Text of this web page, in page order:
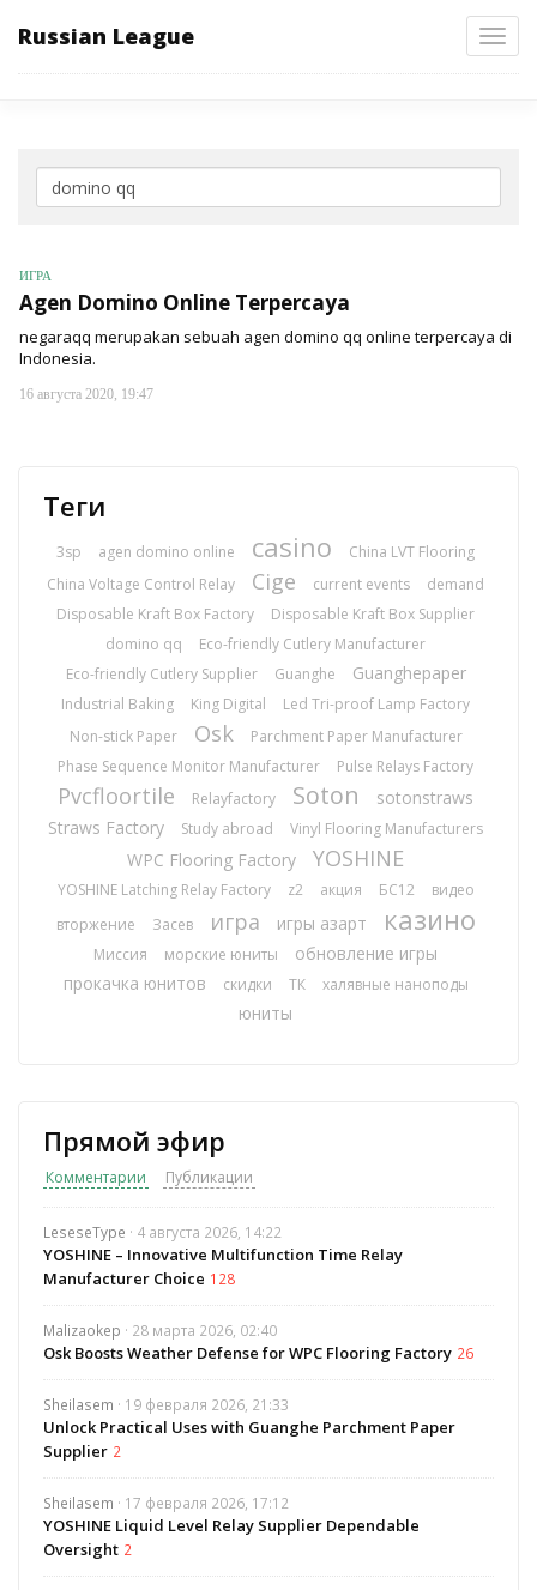
Russian League
ИГРА
Agen Domino Online Terpercaya
negaraqq merupakan sebuah agen domino qq online terpercaya di
Indonesia.
16 августа 2020, 19:47
Теги
3sp agen domino online casino
China LVT Flooring
China Voltage Control Relay
Cige current events
demand
Disposable Kraft Box Factory
Disposable Kraft Box Supplier
domino qq
Eco-friendly Cutlery Manufacturer
Eco-friendly Cutlery Supplier
Guanghe Guanghepaper
Industrial Baking King Digital
Led Tri-proof Lamp Factory
Non-stick Paper
Osk
Parchment Paper Manufacturer
Phase Sequence Monitor Manufacturer
Pulse Relays Factory
Pvcfloortile Relayfactory Soton
sotonstraws
Straws Factory
Study abroad Vinyl Flooring Manufacturers
WPC Flooring Factory YOSHINE
YOSHINE Latching Relay Factory z2 акция БС12
видео
вторжение
Засев игра игры азарт казино
Миссия морские юниты
обновление игры
прокачка юнитов
скидки ТК халявные наноподы
юниты
Прямой эфир
Комментарии Публикации
LeseseType · 4 августа 2026, 14:22
YOSHINE – Innovative Multifunction Time Relay
Manufacturer Choice 128
Malizaokep · 28 марта 2026, 02:40
Osk Boosts Weather Defense for WPC Flooring Factory 26
Sheilasem · 19 февраля 2026, 21:33
Unlock Practical Uses with Guanghe Parchment Paper
Supplier 2
Sheilasem · 17 февраля 2026, 17:12
YOSHINE Liquid Level Relay Supplier Dependable
Oversight 2